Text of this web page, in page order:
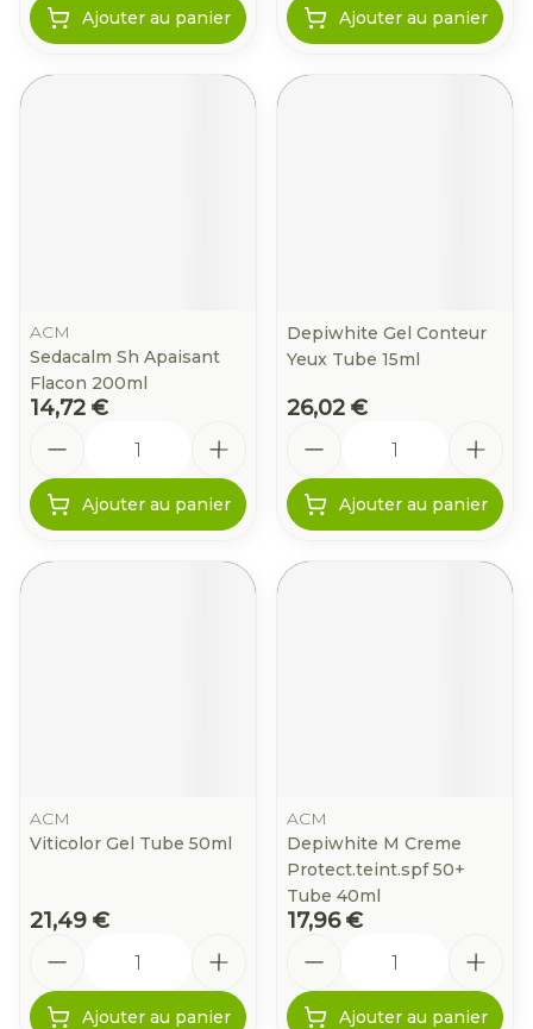
Ajouter au panier Ajouter au panier
ACM
Sedacalm Sh Apaisant
Flacon 200ml
14,72 €
Ajouter au panier
Depiwhite Gel Conteur
Yeux Tube 15ml
26,02 €
Ajouter au panier
ACM
Viticolor Gel Tube 50ml
21,49 €
Ajouter au panier
ACM
Depiwhite M Creme
Protect.teint.spf 50+
Tube 40ml
17,96 €
Ajouter au panier